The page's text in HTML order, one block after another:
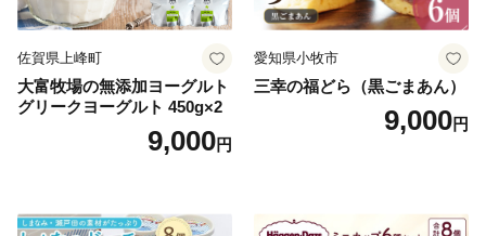
佐賀県上峰町
大富牧場の無添加ヨーグルト
グリークヨーグルト 450g×2
9,000円
愛知県小牧市
三幸の福どら（黒ごまあん）
9,000円